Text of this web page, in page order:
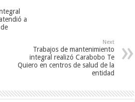
a
Next
Trabajos de mantenimiento
integral realizó Carabobo Te
Quiero en centros de salud de la
entidad